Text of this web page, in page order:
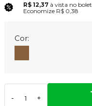
R$ 12,37 à vista no
Economize R$ 0,38
Cor:
- +